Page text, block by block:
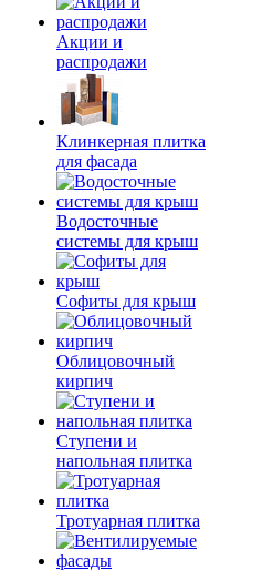
Акции и
распродажи
Клинкерная плитка
для фасада
Водосточные
системы для крыш
Софиты для крыш
Облицовочный
кирпич
Ступени и
напольная плитка
Тротуарная плитка